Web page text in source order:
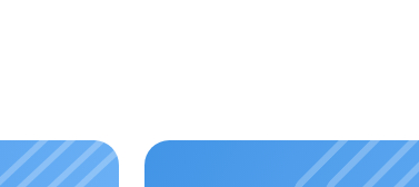
Замена фильтров